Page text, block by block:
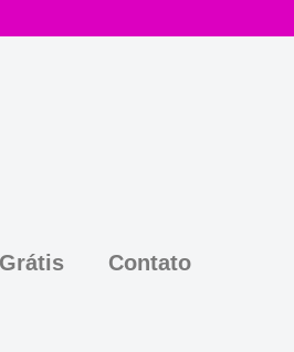
Grátis Contato